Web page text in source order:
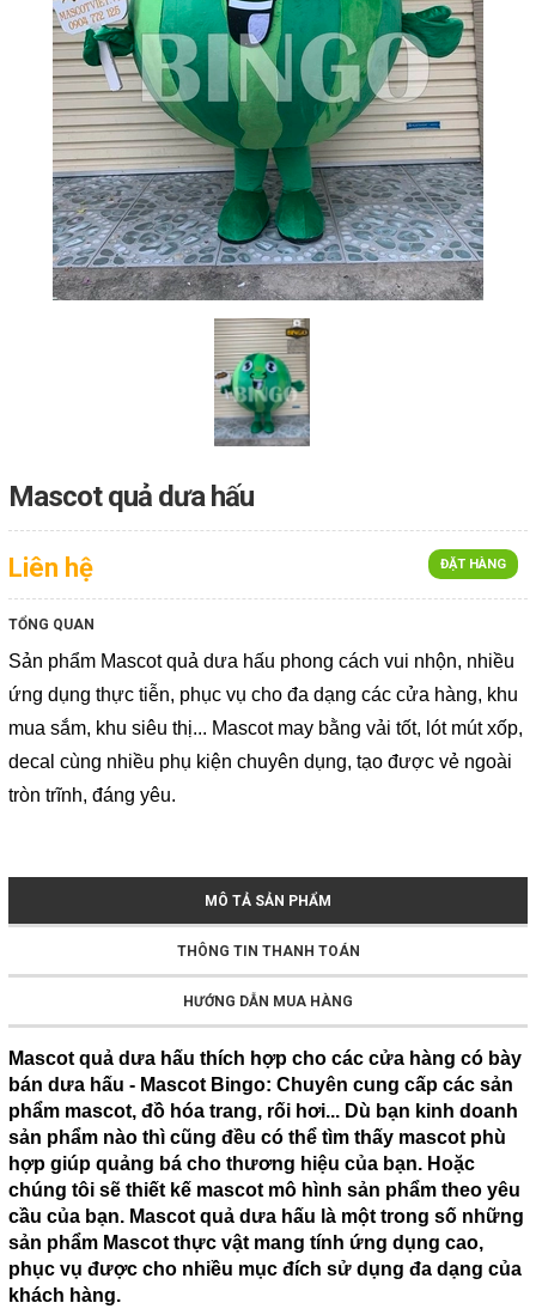
Mascot quả dưa hấu
ĐẶT HÀNG
Liên hệ
TỔNG QUAN
Sản phẩm Mascot quả dưa hấu phong cách vui nhộn, nhiều
ứng dụng thực tiễn, phục vụ cho đa dạng các cửa hàng, khu
mua sắm, khu siêu thị... Mascot may bằng vải tốt, lót mút xốp,
decal cùng nhiều phụ kiện chuyên dụng, tạo được vẻ ngoài
tròn trĩnh, đáng yêu.
MÔ TẢ SẢN PHẨM
THÔNG TIN THANH TOÁN
HƯỚNG DẪN MUA HÀNG
Mascot quả dưa hấu thích hợp cho các cửa hàng có bày
bán dưa hấu - Mascot Bingo: Chuyên cung cấp các sản
phẩm mascot, đồ hóa trang, rối hơi... Dù bạn kinh doanh
sản phẩm nào thì cũng đều có thể tìm thấy mascot phù
hợp giúp quảng bá cho thương hiệu của bạn. Hoặc
chúng tôi sẽ thiết kế mascot mô hình sản phẩm theo yêu
cầu của bạn. Mascot quả dưa hấu là một trong số những
sản phẩm Mascot thực vật mang tính ứng dụng cao,
phục vụ được cho nhiều mục đích sử dụng đa dạng của
khách hàng.